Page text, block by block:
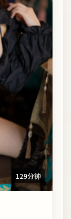
129分钟